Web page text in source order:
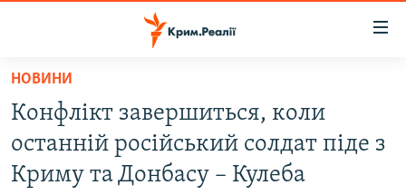
Перейти
основного
матеріалу
Перейти
до
НОВИНИ
ВОДА.КРИМ
ВІДЕО ТА ФОТО
НОВИНИ
Конфлікт завершиться, коли
останній російський солдат піде з
Криму та Донбасу – Кулеба